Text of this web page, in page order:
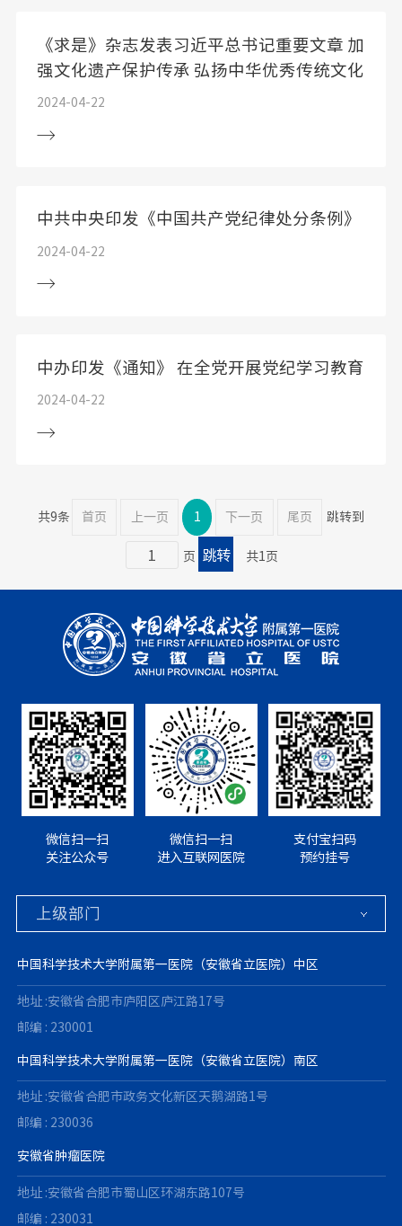
《求是》杂志发表习近平总书记重要文章 加
强文化遗产保护传承 弘扬中华优秀传统文化
2024-04-22
中共中央印发《中国共产党纪律处分条例》
2024-04-22
中办印发《通知》 在全党开展党纪学习教育
2024-04-22
共9条 首页 上一页 1 下一页 尾页 跳转到
页 共1页
微信扫一扫
关注公众号
微信扫一扫
进入互联网医院
支付宝扫码
预约挂号
中国科学技术大学附属第一医院（安徽省立医院）中区
地址 :安徽省合肥市庐阳区庐江路17号
邮编 : 230001
中国科学技术大学附属第一医院（安徽省立医院）南区
地址 :安徽省合肥市政务文化新区天鹅湖路1号
邮编 : 230036
安徽省肿瘤医院
地址 :安徽省合肥市蜀山区环湖东路107号
邮编 : 230031